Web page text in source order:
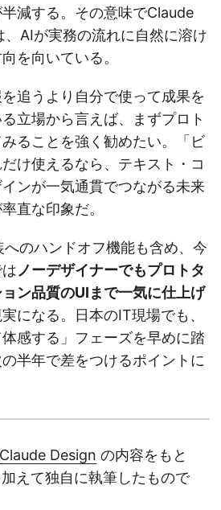
減する。その意味でClaude
AIが実務の流れに自然に溶け
を向いている。
追うより自分で使って成果を
立場から言えば、まずプロト
ることを強く勧めたい。「ビ
け使えるなら、テキスト・コ
ンが一気通貫でつながる未来
直な印象だ。
のハンドオフ機能も含め、今
ノーデザイナーでもプロトタ
ン品質のUIまで一気に仕上げ
になる。日本のIT現場でも、
感する」フェーズを早めに踏
半年で差をつけるポイントに
Claude Design の内容をもと
えて独自に執筆したもので